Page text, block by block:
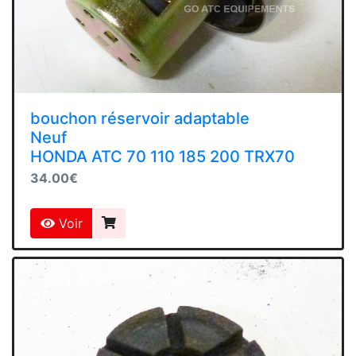
bouchon réservoir adaptable
Neuf
HONDA ATC 70 110 185 200 TRX70
34.00€
Voir